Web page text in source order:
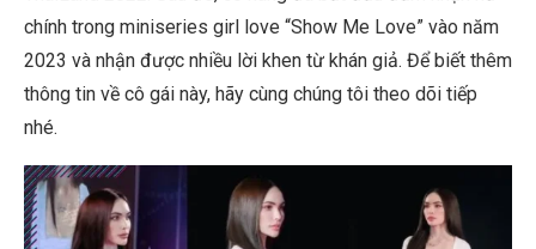
chính trong miniseries girl love “Show Me Love” vào năm
2023 và nhận được nhiều lời khen từ khán giả. Để biết thêm
thông tin về cô gái này, hãy cùng chúng tôi theo dõi tiếp
nhé.